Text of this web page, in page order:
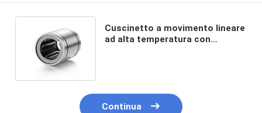
Cuscinetto a movimento lineare
ad alta temperatura con
Continua